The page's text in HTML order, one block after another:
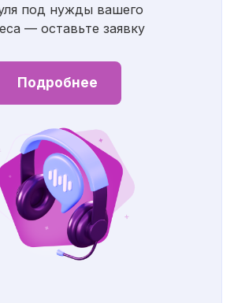
под нужды вашего
— оставьте заявку
Подробнее